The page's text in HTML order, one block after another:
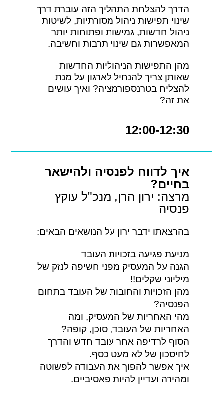
הדרך להצלחת התהליך הזה עוברת דרך
שינוי תפישות ניהול מסורתיות, לשיטות
ניהול חדשות, גמישות ופתוחות יותר
המאפשרות גם שינוי תרבות וחשיבה.
מהן התפישות הניהוליות החדשות
שאותן צריך להנחיל לארגון על מנת
להצליח בטרנספורמציה? ואיך עושים
את זה?
12:00-12:30
איך לדווח לפנסיה ולהישאר
בחיים?
מרצה: ירון הרן, מנכ"ל עוקץ
פנסיה
בהרצאתו ידבר ירון על הנושאים הבאים:
מניעת פגיעה בזכויות העובד
הגנה על המעסיק מפני חשיפה לנזק של
מיליוני שקלים!!
מהן הזכויות והחובות של העובד בתחום
הפנסיה?
מהי האחריות של המעסיק, ומה
האחריות של העובד, סוכן, קופה?
הסוף לרדיפה אחר עובד חדש והדרך
לחיסכון של לא מעט כסף.
איך אפשר להפוך את העבודה לפשוטה
ומהירה ועדיין להיות פאסיביים.